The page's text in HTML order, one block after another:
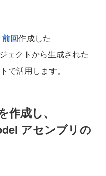
前回作成した
ェクトから生成された
で活用します。
成し、
アセンブリの